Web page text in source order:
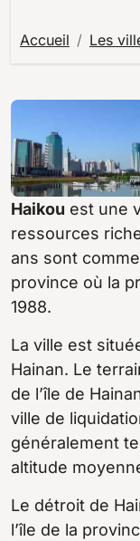
Accueil Les
Haikou est une
ressources
ans sont
province où la
1988.
La ville est
Hainan. Le
de l’île de
ville de
généralement
altitude
Le détroit de
l’île de la